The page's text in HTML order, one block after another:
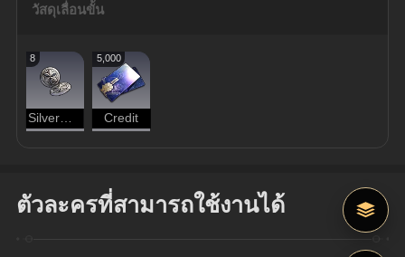
วัสดุเลื่อนขั้น
8
Silvermane Guard Pin Badge
5,000
Credit
ตัวละครที่สามารถใช้งานได้